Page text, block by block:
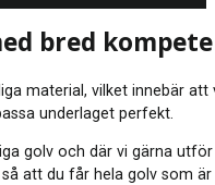
bred
material, vilket innebär
underlaget perfekt.
golv och där vi gärna
att du får hela golv som